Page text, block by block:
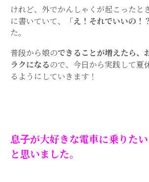
けれど、外でかんしゃくが起こったと
に書いていて、
「え！それでいいの！
た。
普段から娘のできることが増えたら、
ラクになる ので、今日から実践して夏
るようにしていきます！
息子が大好きな電車に乗りたい
と思いました。